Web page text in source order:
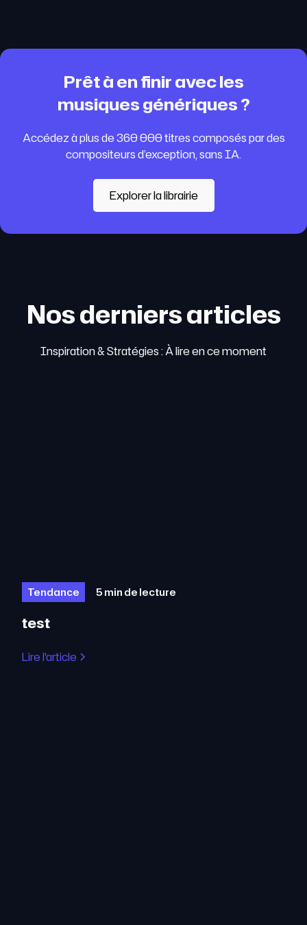
Prêt à en finir avec les
musiques génériques ?
Accédez à plus de 360 000 titres composés par des
compositeurs d’exception, sans IA.
Explorer la librairie
Nos derniers articles
Inspiration & Stratégies : À lire en ce moment
Tendance 5 min de lecture
test
Lire l'article